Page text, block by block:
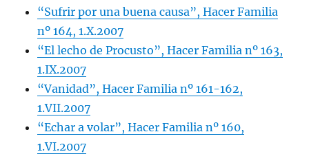
“Sufrir por una buena causa”, Hacer Familia
nº 164, 1.X.2007
“El lecho de Procusto”, Hacer Familia nº 163,
1.IX.2007
“Vanidad”, Hacer Familia nº 161-162,
1.VII.2007
“Echar a volar”, Hacer Familia nº 160,
1.VI.2007